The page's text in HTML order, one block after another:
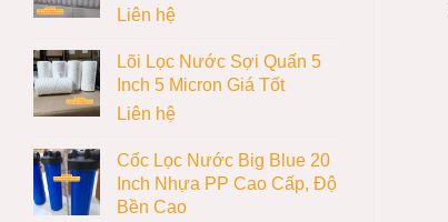
Liên hệ
Lõi Lọc Nước Sợi Quấn 5
Inch 5 Micron Giá Tốt
Liên hệ
Cốc Lọc Nước Big Blue 20
Inch Nhựa PP Cao Cấp, Độ
Bền Cao